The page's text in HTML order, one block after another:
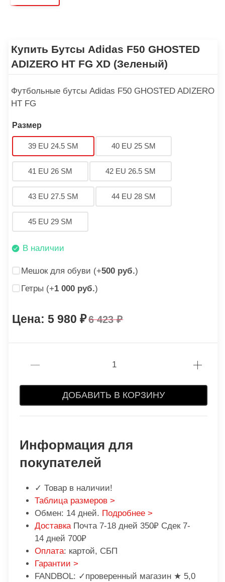
Купить Бутсы Аdidas F50 GHOSTED
ADIZERO HT FG XD (Зеленый)
Футбольные бутсы Аdidas F50 GHOSTED ADIZERO
HT FG
Размер
39 EU 24.5 SM 40 EU 25 SM
41 EU 26 SM 42 EU 26.5 SM
43 EU 27.5 SM 44 EU 28 SM
45 EU 29 SM
В наличии
Мешок для обуви (+500 руб.)
Гетры (+1 000 руб.)
5 980 6 423
ДОБАВИТЬ В КОРЗИНУ
Информация для
покупателей
✓ Товар в наличии!
Таблица размеров >
Обмен: 14 дней. Подробнее >
Доставка Почта 7-18 дней 350₽ Сдек 7-
14 дней 700₽
Оплата: картой, СБП
Гарантии >
FANDBOL: ✓проверенный магазин ★ 5,0